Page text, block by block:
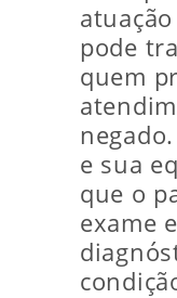
pode
quem
e sua
que o
exame